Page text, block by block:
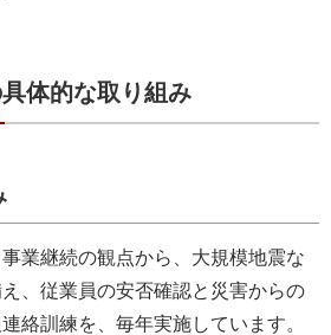
体的な取り組み
業継続の観点から、大規模地震な
、従業員の安否確認と災害からの
絡訓練を、毎年実施しています。